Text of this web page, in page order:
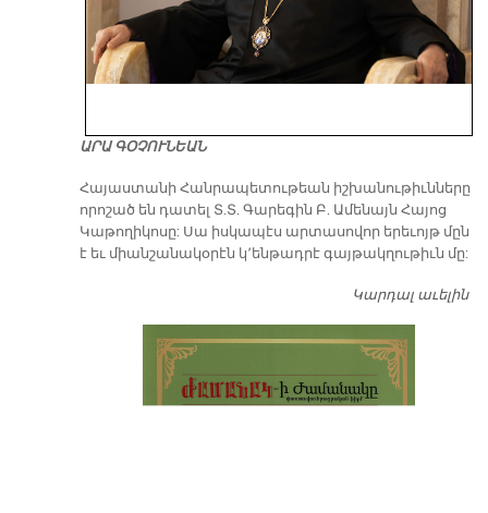
ԱՐԱ ԳՕՉՈՒՆԵԱՆ
​Հայաստանի Հանրապետութեան իշխանութիւնները
որոշած են դատել Տ.Տ. Գարեգին Բ. Ամենայն Հայոց
Կաթողիկոսը: Սա իսկապէս արտասովոր երեւոյթ մըն
է եւ միանշանակօրէն կ՚ենթադրէ գայթակղութիւն մը:
Կարդալ աւելին